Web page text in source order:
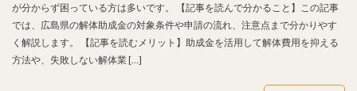
が分からず困っている方は多いです。 【記事を読んで分かること】この記事
では、広島県の解体助成金の対象条件や申請の流れ、注意点まで分かりやす
く解説します。 【記事を読むメリット】助成金を活用して解体費用を抑える
方法や、失敗しない解体業 […]